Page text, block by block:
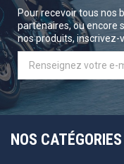
Pour recevoir tous nos
partenaires, ou encore
nos produits, inscrivez-
NOS CATÉGORIES